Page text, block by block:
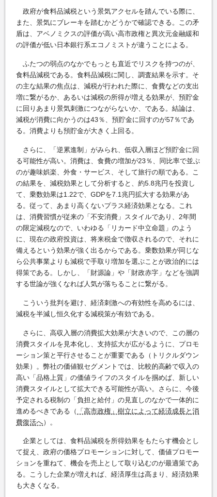
政府が食料品減税という景気アクセルを踏んでいる際に、
また、景気にブレーキを踏むかどうかで確認できる。この矛
盾は、アベノミクスの評価が高い高市政権と異次元金融緩和
の評価が低い日本銀行系エコノミストが違うことによる。
ふたつの弱点のなかでもっとも直近でリスクを持つのが、
食料品減税である。食料品減税に関し、調査結果を示す。そ
の主な結果の焦点は、減税が行われた際に、食費などの支出
増に繋がるか、あるいは減税の所得が増える効果が、預貯金
に回りあまり景気刺激につながらないか、である。結論は、
減税が消費に向かうのは43％、預貯金に回すのが57％であ
る。消費よりも預貯金が大きく上回る。
さらに、「逆累進制」がみられ、低収入層ほど預貯金に回
る可能性が高い。消費は、食費の増加が23％、同比率で並ぶ
のが趣味娯楽、外食・サービス、そして旅行の順である。こ
の結果を、減税効果として分析すると、約5.8兆円を投資し
て、乗数効果は1.22で、GDPを7.1兆円拡大する効果があ
る。従って、あまり高くないプラス経済効果となる。これ
は、消費習慣が従来の「不安消費」スタイルであり、2年間
の限定減税なので、いわゆる「リカード中立命題」のよう
に、現在の政府投資は、将来税金で徴収されるので、それに
備えるという効果が強く出るからである。乗数効果が同じな
ら公共事業よりも減税で手取り増加を選ぶことが政治的には
得策である。しかし、「財源論」や「財政赤字」などを強調
する世論が強くなれば人気が落ちることに繋がる。
こういう批判を避け、経済刺激への有効性を高めるには、
減税を半減し恒久化する減税策が有効である。
さらに、高収入層の消費拡大効果が大きいので、この層の
消費スタイルを見本化し、支持拡大が広がるように、プロモ
ーション策と平行させることが重要である（トリクルダウン
効果）。弊社の価値観セグメントでは、比較的高齢で収入の
高い「品格上質」の価値ライフのスタイルを掴めば、新しい
消費スタイルとして拡大できる可能性が高い。さらに、今後
予定される税制の「負担と給付」の見直しのなかで一体的に
進めるべきである（
「高市政権」樹立によって経済成長と消
費復活へ）。
企業としては、食料品減税を所得効果をもたらす機会とし
て捉え、政府の価格プロモーションに対して、価値プロモー
ションを重ねて、機会を売上として取り込むのが最適策であ
る。こうした企業が増えれば、経済厚生は高まり、経済効果
も大きくなる。